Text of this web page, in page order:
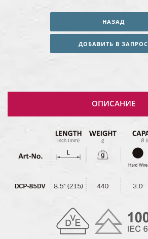
НАЗАД
ДОБАВИТЬ В ЗАПРОС
ОПИСАНИЕ